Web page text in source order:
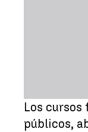
Los cursos
públicos,